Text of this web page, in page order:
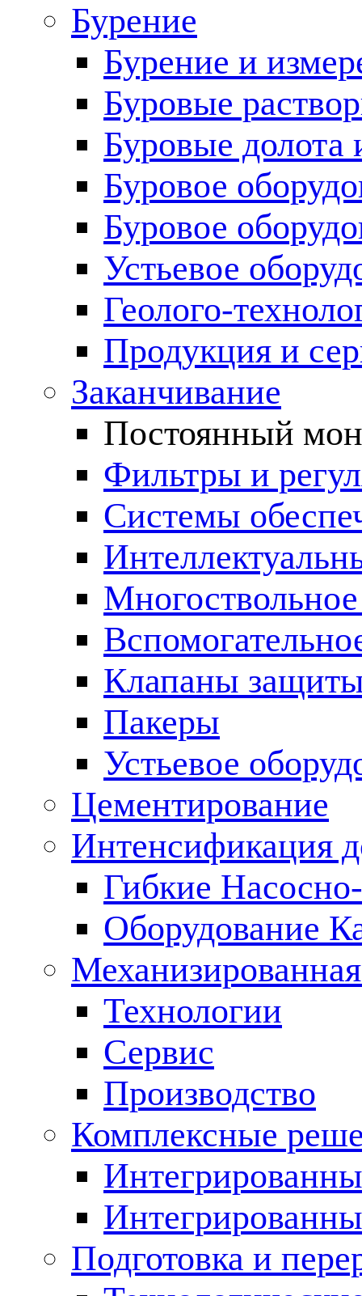
Бурение
Бурение и
Буровые
Буровые долота
Буровое
Буровое
Устьевое
Геолого-
Продукция и
Заканчивание
Постоянный
Фильтры и
Cистемы
Клапаны
Пакеры
Устьевое
Цементирование
Интенсификация
Гибкие
Оборудование
Технологии
Сервис
Производство
Комплексные
Подготовка и